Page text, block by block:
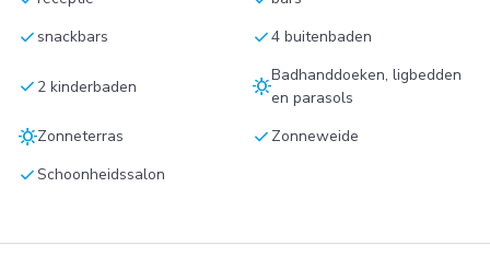
check snackbars check4 buitenbaden
check 2 kinderbaden sunnyBadhanddoeken, ligbedden
en parasols
sunnyZonneterras check Zonneweide
checkSchoonheidssalon